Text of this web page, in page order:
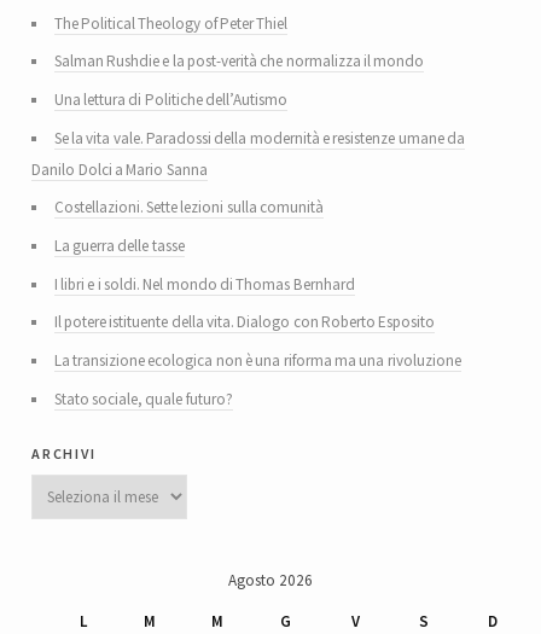
The Political Theology of Peter Thiel
Salman Rushdie e la post-verità che normalizza il mondo
Una lettura di Politiche dell’Autismo
Se la vita vale. Paradossi della modernità e resistenze umane da
Danilo Dolci a Mario Sanna
Costellazioni. Sette lezioni sulla comunità
La guerra delle tasse
I libri e i soldi. Nel mondo di Thomas Bernhard
Il potere istituente della vita. Dialogo con Roberto Esposito
La transizione ecologica non è una riforma ma una rivoluzione
Stato sociale, quale futuro?
archivi
Archivi
Agosto 2026
L
M M G V S D